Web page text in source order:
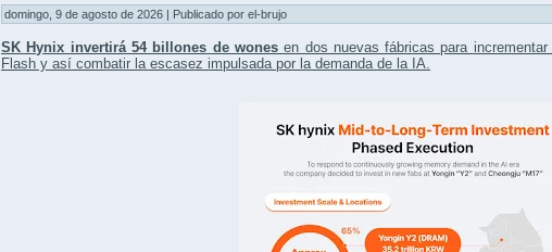
domingo, 9 de agosto de 2026 | Publicado por el-brujo
SK Hynix invertirá 54 billones de wonesen dos nuevas fábricas para
Flash y así combatir la escasez impulsada por la demanda de la IA.